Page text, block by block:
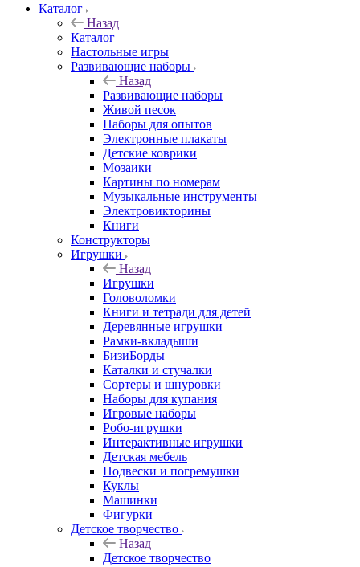
Каталог
Назад
Каталог
Настольные игры
Развивающие наборы
Назад
Развивающие наборы
Живой песок
Наборы для опытов
Электронные плакаты
Детские коврики
Мозаики
Картины по номерам
Музыкальные инструменты
Электровикторины
Книги
Конструкторы
Игрушки
Назад
Игрушки
Головоломки
Книги и тетради для детей
Деревянные игрушки
Рамки-вкладыши
БизиБорды
Каталки и стучалки
Сортеры и шнуровки
Наборы для купания
Игровые наборы
Робо-игрушки
Интерактивные игрушки
Детская мебель
Подвески и погремушки
Куклы
Машинки
Фигурки
Детское творчество
Назад
Детское творчество